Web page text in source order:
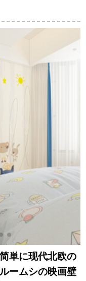
紙10 m居間ベルドム
大60枚の100ビエン
スは壁紙のままで
単に现代北欧の
ームシの映画壁